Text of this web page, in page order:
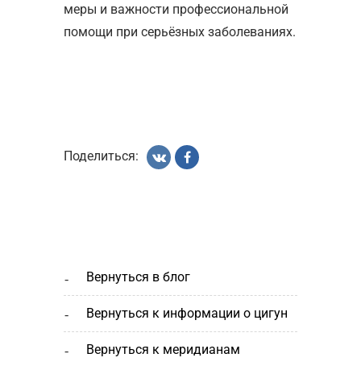
вернуться в блог
вернуться к информации о цигун
вернуться к меридианам
меры и важности профессиональной
помощи при серьёзных заболеваниях.
Поделиться: